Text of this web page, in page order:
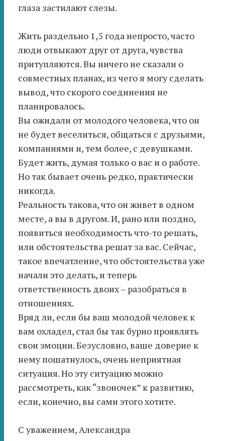
глаза застилают слезы.
Жить раздельно 1,5 года непросто, часто
люди отвыкают друг от друга, чувства
притупляются. Вы ничего не сказали о
совместных планах, из чего я могу сделать
вывод, что скорого соединения не
планировалось.
Вы ожидали от молодого человека, что он
не будет веселиться, общаться с друзьями,
компаниями и, тем более, с девушками.
Будет жить, думая только о вас и о работе.
Но так бывает очень редко, практически
никогда.
Реальность такова, что он живет в одном
месте, а вы в другом. И, рано или поздно,
появиться необходимость что-то решать,
или обстоятельства решат за вас. Сейчас,
такое впечатление, что обстоятельства уже
начали это делать, и теперь
ответственность двоих – разобраться в
отношениях.
Вряд ли, если бы ваш молодой человек к
вам охладел, cтал бы так бурно проявлять
свои эмоции. Безусловно, ваше доверие к
нему пошатнулось, очень неприятная
ситуация. Но эту ситуацию можно
рассмотреть, как “звоночек” к развитию,
если, конечно, вы сами этого хотите.
С уважением, Александра